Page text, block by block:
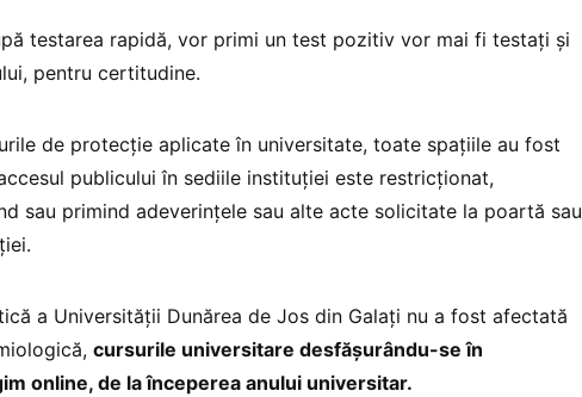
testarea rapidă, vor primi un test pozitiv vor mai fi testaţi şi
pentru certitudine.
de protecţie aplicate în universitate, toate spaţiile au fost
publicului în sediile instituţiei este restricţionat,
sau primind adeverinţele sau alte acte solicitate la poartă sau
a Universităţii Dunărea de Jos din Galaţi nu a fost afectată
cursurile universitare desfăşurându-se în
online, de la începerea anului universitar.